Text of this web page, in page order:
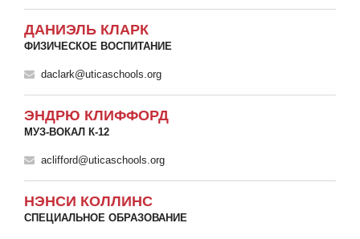
ДАНИЭЛЬ КЛАРК
ФИЗИЧЕСКОЕ ВОСПИТАНИЕ
daclark@uticaschools.org
ЭНДРЮ КЛИФФОРД
МУЗ-ВОКАЛ К-12
aclifford@uticaschools.org
НЭНСИ КОЛЛИНС
СПЕЦИАЛЬНОЕ ОБРАЗОВАНИЕ